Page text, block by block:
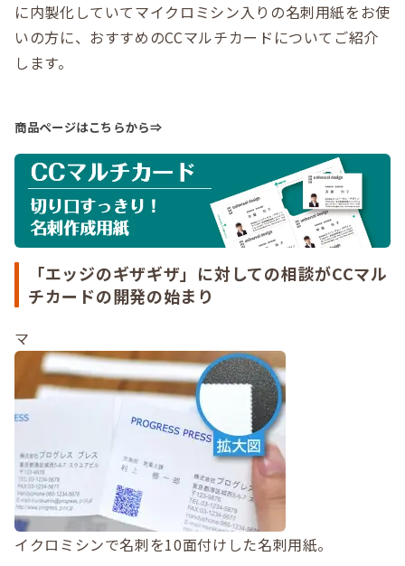
に内製化していてマイクロミシン入りの名刺用紙をお使
いの方に、おすすめのCCマルチカードについてご紹介
します。
商品ページはこちらから⇒
「エッジのギザギザ」に対しての相談がCCマル
チカードの開発の始まり
マ
イクロミシンで名刺を10面付けした名刺用紙。